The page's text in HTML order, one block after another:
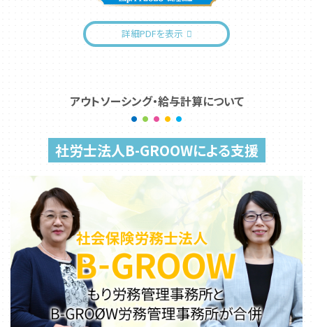
詳細PDFを表示
アウトソーシング・給与計算について
社労士法人B-GROOWによる支援